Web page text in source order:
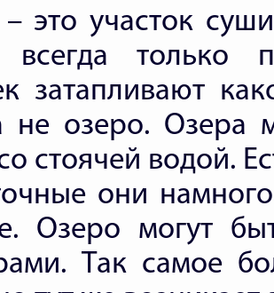
это участок
всегда только
затапливают
не озеро. Озера
стоячей водой.
они
Озеро могут
Так самое